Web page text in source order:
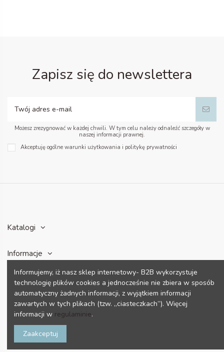
Zapisz się do newslettera
Możesz zrezygnować w każdej chwili. W tym celu należy odnaleźć szczegóły w
naszej informacji prawnej.
Akceptuję ogólne warunki użytkowania i politykę prywatności
Katalogi
Informacje
Konto
Dane kontaktowe
Informujemy, iż nasz sklep internetowy- B2B wykorzystuje
technologię plików cookies a jednocześnie nie zbiera w sposób
automatyczny żadnych informacji, z wyjątkiem informacji
zawartych w tych plikach (tzw. „ciasteczkach”). Więcej
informacji w regulaminie.
Zaakceptuj